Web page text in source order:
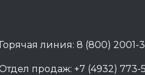
Горячая линия: 8 (800) 2001-
продаж: +7 (4932) 773-